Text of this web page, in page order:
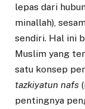
lepas dari
minallah),
sendiri. Hal ini
Muslim yang
satu konsep
tazkiyatun nafs
pentingnya